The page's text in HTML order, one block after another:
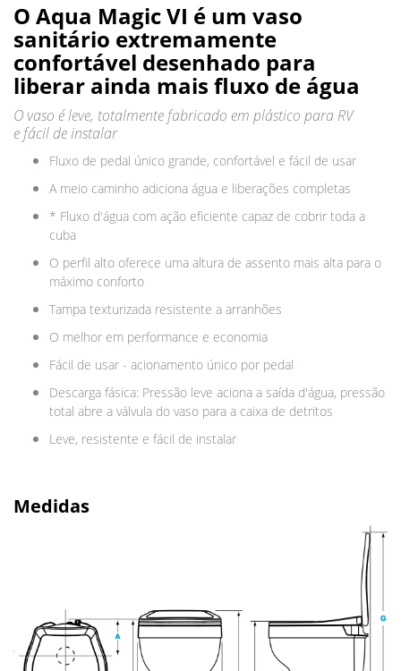
O Aqua Magic VI é um vaso
sanitário extremamente
confortável desenhado para
liberar ainda mais fluxo de água
O vaso é leve, totalmente fabricado em plástico para RV
e fácil de instalar
Fluxo de pedal único grande, confortável e fácil de usar
A meio caminho adiciona água e liberações completas
* Fluxo d'água com ação eficiente capaz de cobrir toda a
cuba
O perfil alto oferece uma altura de assento mais alta para o
máximo conforto
Tampa texturizada resistente a arranhões
O melhor em performance e economia
Fácil de usar - acionamento único por pedal
Descarga fásica: Pressão leve aciona a saída d'água, pressão
total abre a válvula do vaso para a caixa de detritos
Leve, resistente e fácil de instalar
Medidas